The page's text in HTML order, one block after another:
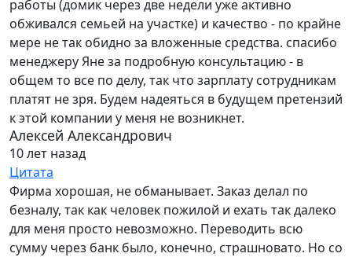
работы (домик через две недели уже активно
обживался семьей на участке) и качество - по крайне
мере не так обидно за вложенные средства. спасибо
менеджеру Яне за подробную консультацию - в
общем то все по делу, так что зарплату сотрудникам
платят не зря. Будем надеяться в будущем претензий
к этой компании у меня не возникнет.
Алексей Александрович
10 лет назад
Цитата
Фирма хорошая, не обманывает. Заказ делал по
безналу, так как человек пожилой и ехать так далеко
для меня просто невозможно. Переводить всю
сумму через банк было, конечно, страшновато. Но со